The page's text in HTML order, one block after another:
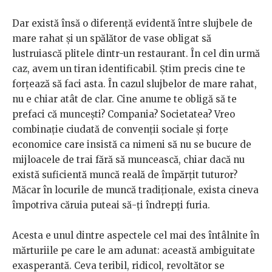
Dar există însă o diferență evidentă între slujbele de
mare rahat și un spălător de vase obligat să
lustruiască plitele dintr-un restaurant. În cel din urmă
caz, avem un tiran identificabil. Știm precis cine te
forțează să faci asta. În cazul slujbelor de mare rahat,
nu e chiar atât de clar. Cine anume te obligă să te
prefaci că muncești? Compania? Societatea? Vreo
combinație ciudată de convenții sociale și forțe
economice care insistă ca nimeni să nu se bucure de
mijloacele de trai fără să muncească, chiar dacă nu
există suficientă muncă reală de împărțit tuturor?
Măcar în locurile de muncă tradiționale, exista cineva
împotriva căruia puteai să-ți îndrepți furia.
Acesta e unul dintre aspectele cel mai des întâlnite în
mărturiile pe care le am adunat: această ambiguitate
exasperantă. Ceva teribil, ridicol, revoltător se